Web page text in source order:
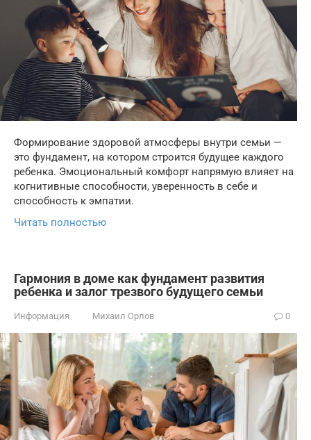
Формирование здоровой атмосферы внутри семьи —
это фундамент, на котором строится будущее каждого
ребенка. Эмоциональный комфорт напрямую влияет на
когнитивные способности, уверенность в себе и
способность к эмпатии.
Читать полностью
Гармония в доме как фундамент развития
ребенка и залог трезвого будущего семьи
Информация Михаил Орлов 0